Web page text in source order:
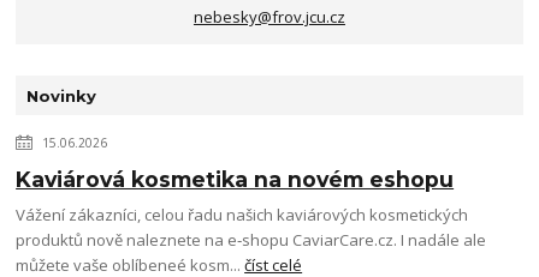
nebesky@frov.jcu.cz
Novinky
15.06.2026
Kaviárová kosmetika na novém eshopu
Vážení zákazníci, celou řadu našich kaviárových kosmetických
produktů nově naleznete na e‑shopu CaviarCare.cz. I nadále ale
můžete vaše oblíbeneé kosm...číst celé